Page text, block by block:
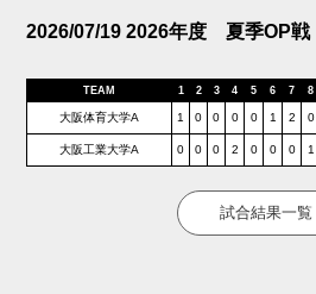
2026/07/19 2026年度 夏季OP戦
TEAM 1 2 3 4 5 6 7 8
大阪体育大学A 1 0 0 0 0 1 2 0
大阪工業大学A 0 0 0 2 0 0 0 1
試合結果一覧